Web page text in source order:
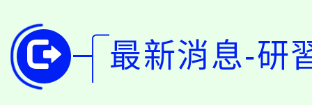
開!
115年桃園市運動會8/
田徑場及游泳池舉行。
桃園市低收入戶享有免
最新消息-研